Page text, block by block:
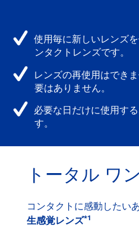
使用毎に新しいレンズ
ンタクトレンズです。
レンズの再使用はでき
要はありません。
必要な日だけに使用す
す。
トータル ワ
コンタクトに感動したい
生感覚レンズ*1